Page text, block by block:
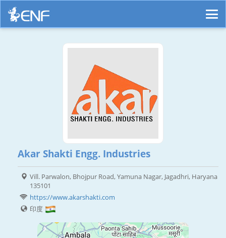
Akar Shakti Engg. Industries
Vill. Parwalon, Bhojpur Road, Yamuna Nagar, Jagadhri, Haryana
135101
https://www.akarshakti.com
印度